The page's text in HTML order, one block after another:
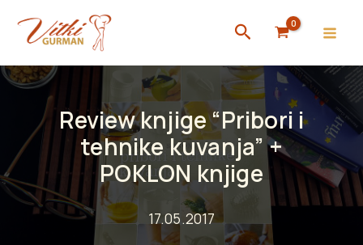
content
Search
Review knjige “Pribori i
tehnike kuvanja” +
POKLON knjige
17.05.2017